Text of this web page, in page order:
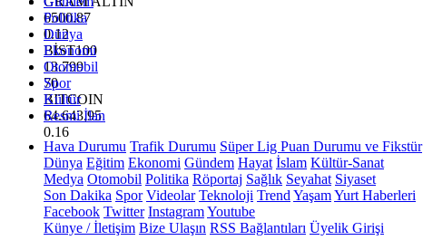
6500.87
0.12
BİST100
13.799
70
BITCOIN
64.643,95
0.16
Politika
Dünya
Ekonomi
Otomobil
Spor
Kültür
Resmi İlan
Hava Durumu Trafik Durumu Süper Lig Puan Durumu ve Fikstür
Dünya Eğitim Ekonomi Gündem Hayat İslam Kültür-Sanat
Medya Otomobil Politika Röportaj Sağlık Seyahat Siyaset
Son Dakika Spor Videolar Teknoloji Trend YaşamYurt Haberleri
Facebook Twitter InstagramYoutube
Künye / İletişim Bize Ulaşın RSS Bağlantıları Üyelik Girişi